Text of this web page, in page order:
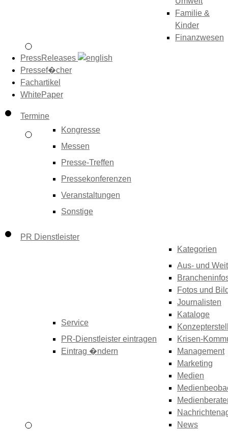
Familie &
Kinder
Finanzwesen
PressReleases
Pressef�cher
Fachartikel
WhitePaper
Termine
Kongresse
Messen
Presse-Treffen
Pressekonferenzen
Veranstaltungen
Sonstige
PR Dienstleister
Service
PR-Dienstleister eintragen
Eintrag �ndern
Kategorien
Aus- und
Fotos und
Journalisten
Kataloge
Krisen-
Management
Marketing
Medien
News